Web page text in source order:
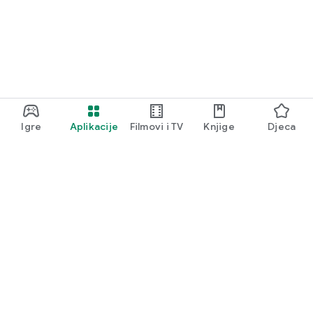
Igre Aplikacije Filmovi i TV Knjige Djeca